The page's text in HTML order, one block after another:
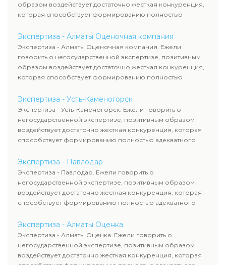
образом воздействует достаточно жесткая конкуренция,
которая способствует формированию полностью
Экспертиза - Алматы Оценочная компания
Экспертиза - Алматы Оценочная компания. Ежели
говорить о негосударственной экспертизе, позитивным
образом воздействует достаточно жесткая конкуренция,
которая способствует формированию полностью
Экспертиза - Усть-Каменогорск
Экспертиза - Усть-Каменогорск. Ежели говорить о
негосударственной экспертизе, позитивным образом
воздействует достаточно жесткая конкуренция, которая
способствует формированию полностью адекватного
Экспертиза - Павлодар
Экспертиза - Павлодар. Ежели говорить о
негосударственной экспертизе, позитивным образом
воздействует достаточно жесткая конкуренция, которая
способствует формированию полностью адекватного
Экспертиза - Алматы Оценка
Экспертиза - Алматы Оценка. Ежели говорить о
негосударственной экспертизе, позитивным образом
воздействует достаточно жесткая конкуренция, которая